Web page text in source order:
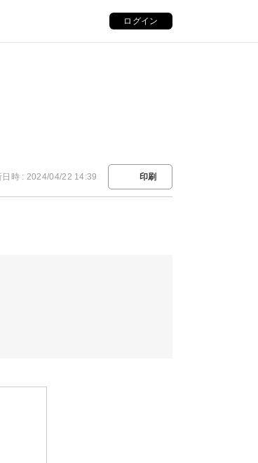
ログイン
日時 : 2024/04/22 14:39 印刷